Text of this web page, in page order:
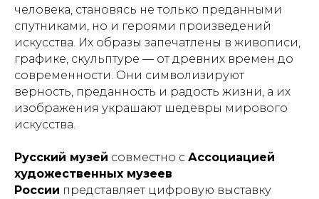
человека, становясь не только преданными
спутниками, но и героями произведений
искусства. Их образы запечатлены в живописи,
графике, скульптуре — от древних времен до
современности. Они символизируют
верность, преданность и радость жизни, а их
изображения украшают шедевры мирового
искусства.
Русский музей совместно с Ассоциацией
художественных музеев
России представляет цифровую выставку